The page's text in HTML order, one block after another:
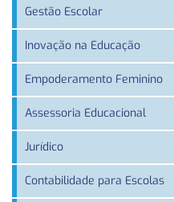
Gestão Escolar
Inovação na Educação
Empoderamento Feminino
Assessoria Educacional
Jurídico
Contabilidade para Escolas